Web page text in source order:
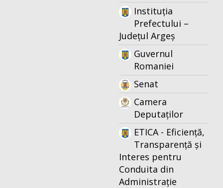
Instituția
Prefectului –
Județul Argeș
Guvernul
Romaniei
Senat
Camera
Deputaților
ETICA - Eficiență,
Transparență și
Interes pentru
Conduita din
Administrație